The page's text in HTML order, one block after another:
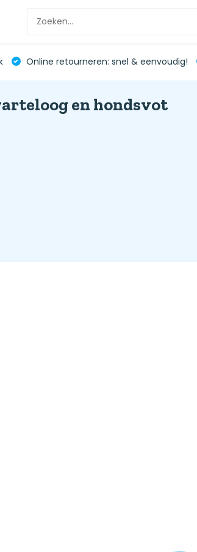
Online retourneren: snel & eenvoudig!
en hondsvot